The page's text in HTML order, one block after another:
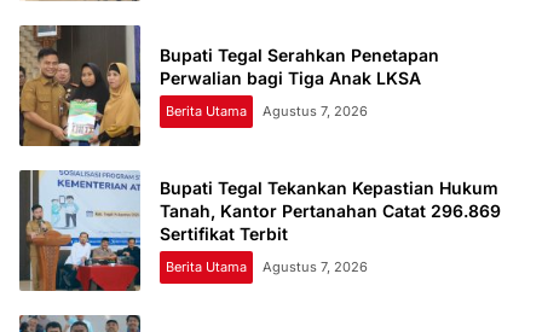
Bupati Tegal Serahkan Penetapan
Perwalian bagi Tiga Anak LKSA
Berita Utama Agustus 7, 2026
Bupati Tegal Tekankan Kepastian Hukum
Tanah, Kantor Pertanahan Catat 296.869
Sertifikat Terbit
Berita Utama Agustus 7, 2026